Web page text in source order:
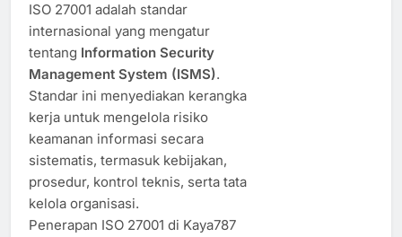
ISO 27001 adalah standar
internasional yang mengatur
tentang Information Security
Management System (ISMS).
Standar ini menyediakan kerangka
kerja untuk mengelola risiko
keamanan informasi secara
sistematis, termasuk kebijakan,
prosedur, kontrol teknis, serta tata
kelola organisasi.
Penerapan ISO 27001 di Kaya787